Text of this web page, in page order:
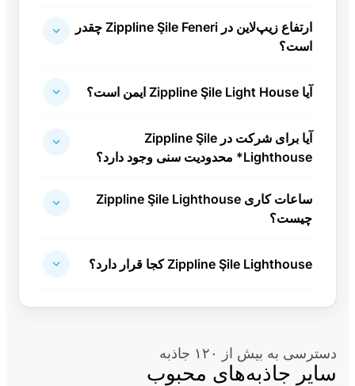
ارتفاع زیپ‌لاین در Zippline Şile Feneri چقدر
است؟
آیا Zippline Şile Light House ایمن است؟
آیا برای شرکت در Zippline Şile
Lighthouse* محدودیت سنی وجود دارد؟
ساعات کاری Zippline Şile Lighthouse
چیست؟
Zippline Şile Lighthouse کجا قرار دارد؟
دسترسی به بیش از ۱۲۰ جاذبه
سایر جاذبه‌های محبوب